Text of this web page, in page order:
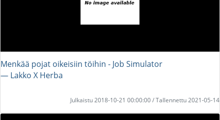
Menkää pojat oikeisiin töihin - Job Simulator
― Lakko X Herba
Julkaistu 2018-10-21 00:00:00 / Tallennettu 2021-05-14